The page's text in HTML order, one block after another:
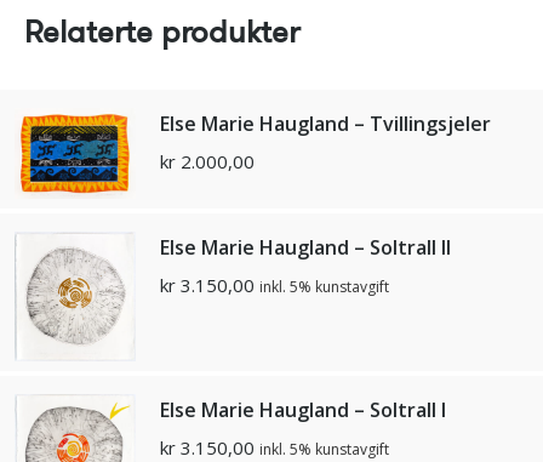
Relaterte produkter
Else Marie Haugland – Tvillingsjeler
kr 2.000,00
Else Marie Haugland – Soltrall ll
kr 3.150,00 inkl. 5% kunstavgift
Else Marie Haugland – Soltrall l
kr 3.150,00 inkl. 5% kunstavgift